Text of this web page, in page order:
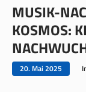
MUSIK-
KOSMOS:
20. Mai 2025